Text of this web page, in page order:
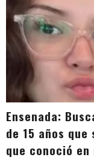
Ensenada:
de 15 años
que conoció en